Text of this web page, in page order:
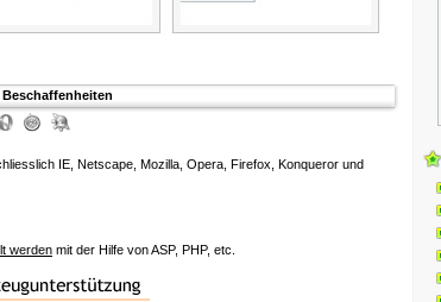
Beschaffenheiten
IE, Netscape, Mozilla, Opera, Firefox, Konqueror und
werden mit der Hilfe von ASP, PHP, etc.